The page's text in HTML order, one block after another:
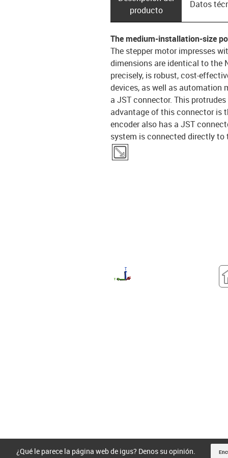
producto
Datos
The medium-installation-size
The stepper motor impresses
dimensions are identical to the
precisely, is robust, cost-
devices, as well as automation
a JST connector. This
advantage of this connector is
encoder also has a JST
system is connected directly to
¿Qué le parece la página web de igus? Denos su opinión.